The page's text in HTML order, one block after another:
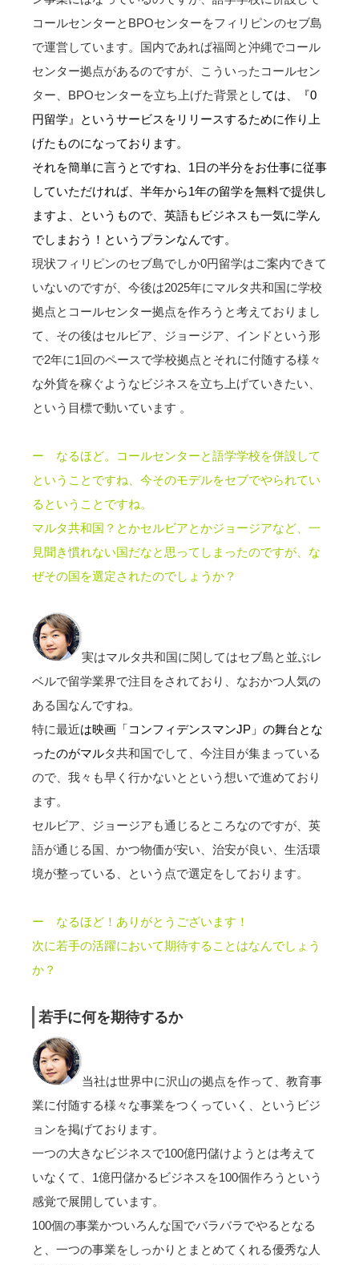
コールセンターとBPOセンターをフィリピンのセブ島
で運営しています。国内であれば福岡と沖縄でコール
センター拠点があるのですが、こういったコールセン
ター、BPOセンターを立ち上げた背景としては、『0
円留学』というサービスをリリースするために作り上
げたものになっております。
それを簡単に言うとですね、1日の半分をお仕事に従事
していただければ、半年から1年の留学を無料で提供し
ますよ、というもので、英語もビジネスも一気に学ん
でしまおう！というプランなんです。
現状フィリピンのセブ島でしか0円留学はご案内できて
いないのですが、今後は2025年にマルタ共和国に学校
拠点とコールセンター拠点を作ろうと考えておりまし
て、その後はセルビア、ジョージア、インドという形
で2年に1回のペースで学校拠点とそれに付随する様々
な外貨を稼ぐようなビジネスを立ち上げていきたい、
という目標で動いています 。
ー なるほど。コールセンターと語学学校を併設して
ということですね、 今そのモデルをセブでやられてい
るということですね。
マルタ共和国？とかセルビアとかジョージアなど、一
見聞き慣れない国だなと思ってしまったのですが、な
ぜその国を選定されたのでしょうか？
実はマルタ共和国に関してはセブ島と並ぶレ
ベルで留学業界で注目をされており、なおかつ人気の
ある国なんですね。
特に最近は映画「コンフィデンスマンJP」の舞台とな
ったのがマルタ共和国でして、今注目が集まっている
ので、我々も早く行かないとという想いで進めており
ます。
セルビア、ジョージアも通じるところなのですが、英
語が通じる国、かつ物価が安い、治安が良い、生活環
境が整っている、という点で選定をしております。
ー なるほど！ありがとうございます！
次に若手の活躍において期待することはなんでしょう
か？
若手に何を期待するか
当社は世界中に沢山の拠点を作って、教育事
業に付随する様々な事業をつくっていく、というビジ
ョンを掲げております。
一つの大きなビジネスで100億円儲けようとは考えて
いなくて、1億円儲かるビジネスを100個作ろうという
感覚で展開しています。
100個の事業かついろんな国でバラバラでやるとなる
と、一つの事業をしっかりとまとめてくれる優秀な人